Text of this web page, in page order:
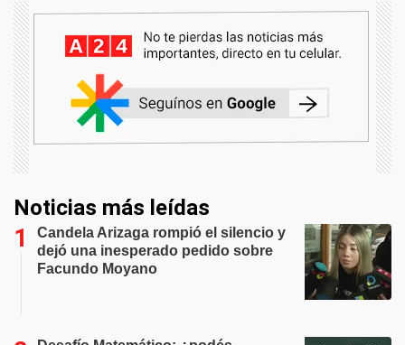
Noticias más leídas
Candela Arizaga rompió el silencio y
dejó una inesperado pedido sobre
Facundo Moyano